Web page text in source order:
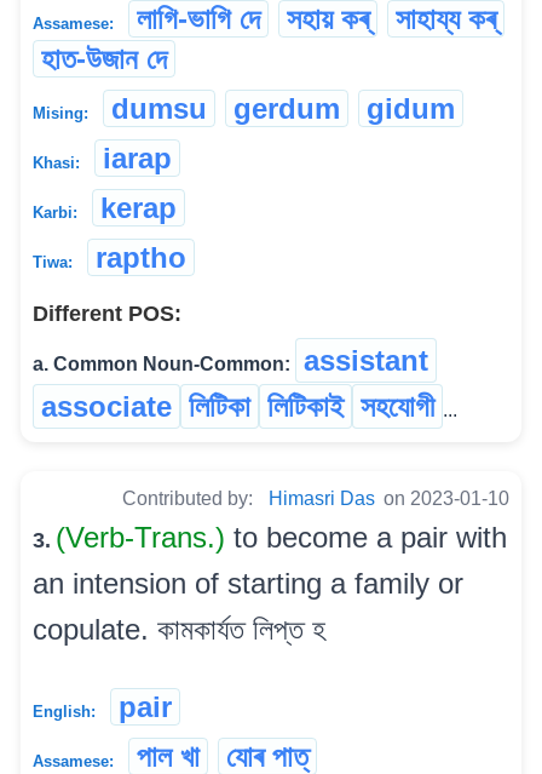
Assamese: লাগি-ভাগি দে সহায় কৰ্
সাহায্য কৰ্
হাত-উজান দে
Mising: dumsu gerdum gidum
Khasi: iarap
Karbi: kerap
Tiwa: raptho
Different POS:
a. Common Noun-Common:
assistant
associate লিটিকা লিটিকাই সহযোগী ...
Contributed by: Himasri Das on 2023-01-10
3. (Verb-Trans.) to become a pair with
an intension of starting a family or
copulate. কামকাৰ্যত লিপ্ত হ
English: pair
Assamese: পাল খা যোৰ পাত্